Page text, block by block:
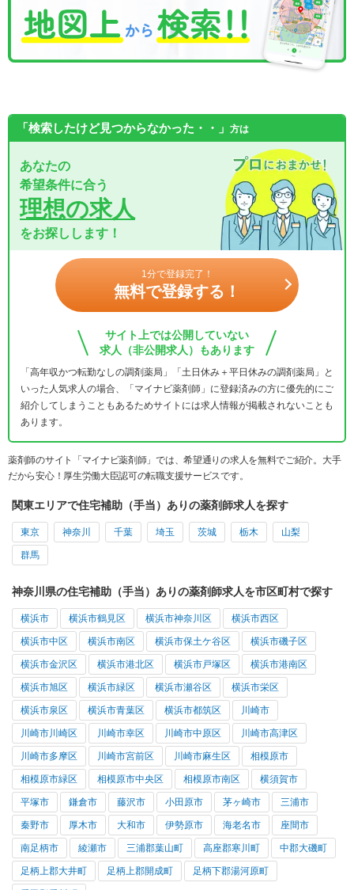
「検索したけど見つからなかった・・」 方は
あなたの
希望条件に合う
理想の求人
をお探しします！
1分で登録完了！
無料で登録する！
サイト上では公開していない
求人（非公開求人）もあります
「高年収かつ転勤なしの調剤薬局」「土日休み＋平日休みの調剤薬局」と
いった人気求人の場合、「マイナビ薬剤師」に登録済みの方に優先的にご
紹介してしまうこともあるためサイトには求人情報が掲載されないことも
あります。
薬剤師のサイト「マイナビ薬剤師」では、希望通りの求人を無料でご紹介。大手
だから安心！厚生労働大臣認可の転職支援サービスです。
関東エリアで住宅補助（手当）ありの薬剤師求人を探す
東京 神奈川 千葉 埼玉 茨城 栃木 山梨
群馬
神奈川県の住宅補助（手当）ありの薬剤師求人を市区町村で探す
横浜市 横浜市鶴見区 横浜市神奈川区 横浜市西区
横浜市中区 横浜市南区 横浜市保土ケ谷区 横浜市磯子区
横浜市金沢区 横浜市港北区 横浜市戸塚区 横浜市港南区
横浜市旭区 横浜市緑区 横浜市瀬谷区 横浜市栄区
横浜市泉区 横浜市青葉区 横浜市都筑区 川崎市
川崎市川崎区 川崎市幸区 川崎市中原区 川崎市高津区
川崎市多摩区 川崎市宮前区 川崎市麻生区 相模原市
相模原市緑区 相模原市中央区 相模原市南区 横須賀市
平塚市 鎌倉市 藤沢市 小田原市 茅ヶ崎市 三浦市
秦野市 厚木市 大和市 伊勢原市 海老名市 座間市
南足柄市 綾瀬市 三浦郡葉山町 高座郡寒川町 中郡大磯町
足柄上郡大井町 足柄上郡開成町 足柄下郡湯河原町